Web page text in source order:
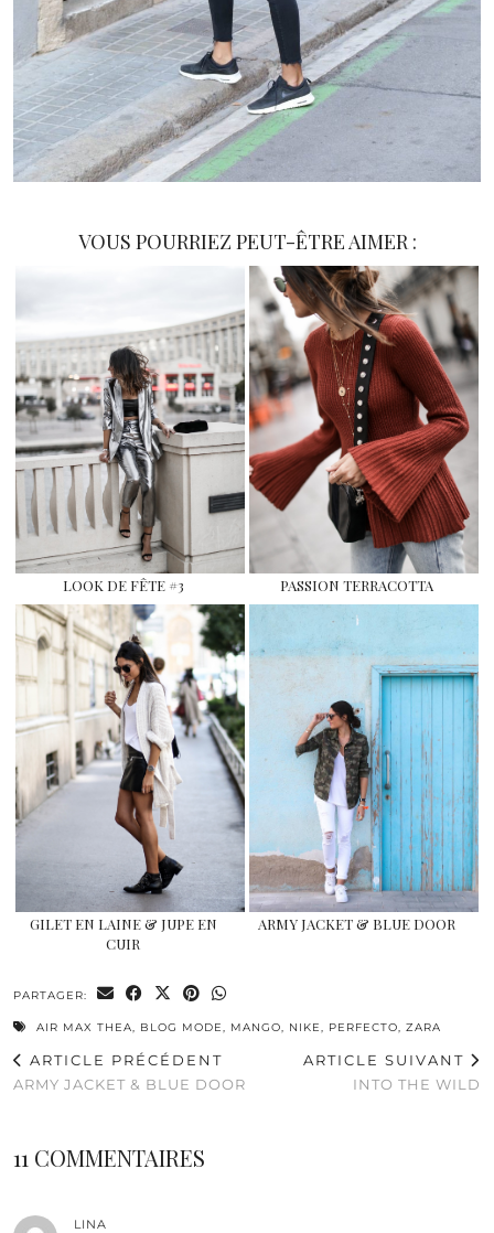
VOUS POURRIEZ PEUT-ÊTRE AIMER :
LOOK DE FÊTE #3 PASSION TERRACOTTA
GILET EN LAINE & JUPE EN
CUIR
ARMY JACKET & BLUE DOOR
PARTAGER:
AIR MAX THEA, BLOG MODE, MANGO, NIKE, PERFECTO, ZARA
ARTICLE PRÉCÉDENT
ARMY JACKET & BLUE DOOR
ARTICLE SUIVANT
INTO THE WILD
11 COMMENTAIRES
LINA